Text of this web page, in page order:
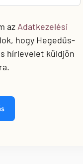
az Adatkezelési
hogy Hegedűs-
hírlevelet küldjön